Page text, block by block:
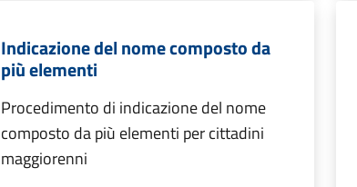
Indicazione del nome composto da
più elementi
Procedimento di indicazione del nome
composto da più elementi per cittadini
maggiorenni